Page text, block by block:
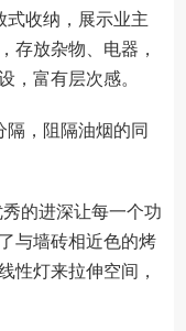
式收纳，展示业主
存放杂物、电器，
，富有层次感。
隔，阻隔油烟的同
的进深让每一个功
与墙砖相近色的烤
性灯来拉伸空间，